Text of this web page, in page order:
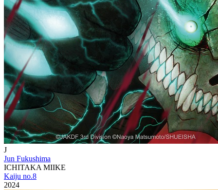
J
Jun Fukushima
ICHITAKA MIIKE
Kaiju no.8
2024